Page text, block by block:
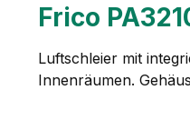
Frico
Luftschleier mit
Innenräumen.